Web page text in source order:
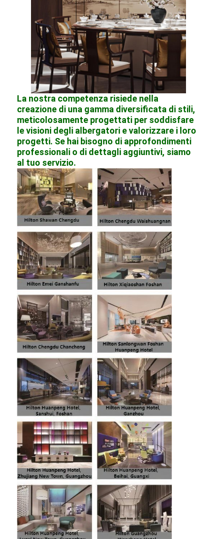
La nostra competenza risiede nella
creazione di una gamma diversificata di stili,
meticolosamente progettati per soddisfare
le visioni degli albergatori e valorizzare i loro
progetti. Se hai bisogno di approfondimenti
professionali o di dettagli aggiuntivi, siamo
al tuo servizio.